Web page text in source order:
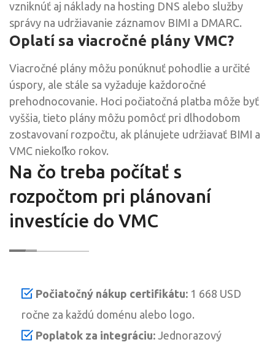
vzniknúť aj náklady na hosting DNS alebo služby
správy na udržiavanie záznamov BIMI a DMARC.
Oplatí sa viacročné plány VMC?
Viacročné plány môžu ponúknuť pohodlie a určité
úspory, ale stále sa vyžaduje každoročné
prehodnocovanie. Hoci počiatočná platba môže byť
vyššia, tieto plány môžu pomôcť pri dlhodobom
zostavovaní rozpočtu, ak plánujete udržiavať BIMI a
VMC niekoľko rokov.
Na čo treba počítať s
rozpočtom pri plánovaní
investície do VMC
Počiatočný nákup certifikátu: 1 668 USD
ročne za každú doménu alebo logo.
Poplatok za integráciu: Jednorazový